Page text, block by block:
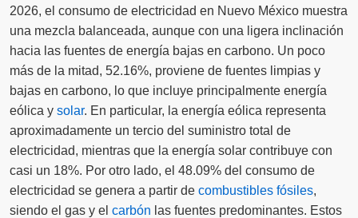
2026, el consumo de electricidad en Nuevo México muestra
una mezcla balanceada, aunque con una ligera inclinación
hacia las fuentes de energía bajas en carbono. Un poco
más de la mitad, 52.16%, proviene de fuentes limpias y
bajas en carbono, lo que incluye principalmente energía
eólica y solar. En particular, la energía eólica representa
aproximadamente un tercio del suministro total de
electricidad, mientras que la energía solar contribuye con
casi un 18%. Por otro lado, el 48.09% del consumo de
electricidad se genera a partir de combustibles fósiles,
siendo el gas y el carbón las fuentes predominantes. Estos